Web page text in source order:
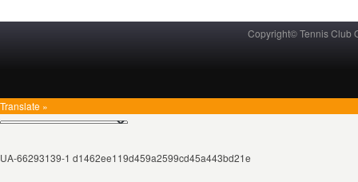
Copyright© Tennis Club
Translate »
UA-66293139-1 d1462ee119d459a2599cd45a443bd21e